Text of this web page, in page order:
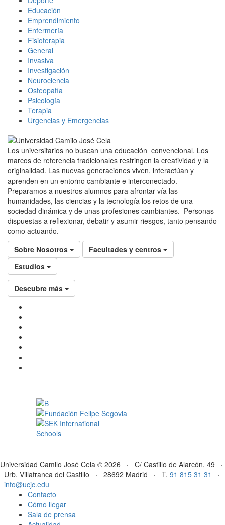
Educación
Emprendimiento
Enfermería
Fisioterapia
General
Invasiva
Investigación
Neurociencia
Osteopatía
Psicología
Terapia
Urgencias y Emergencias
Los universitarios no buscan una educación convencional. Los
marcos de referencia tradicionales restringen la creatividad y la
originalidad. Las nuevas generaciones viven, interactúan y
aprenden en un entorno cambiante e interconectado.
Preparamos a nuestros alumnos para afrontar vía las
humanidades, las ciencias y la tecnología los retos de una
sociedad dinámica y de unas profesiones cambiantes. Personas
dispuestas a reflexionar, debatir y asumir riesgos, tanto pensando
como actuando.
Sobre Nosotros
Facultades y centros
Estudios
Descubre más
Universidad Camilo José Cela © 2026 · C/ Castillo de Alarcón, 49 ·
Urb. Villafranca del Castillo · 28692 Madrid · T. 91 815 31 31
·
info@ucjc.edu
Contacto
Cómo llegar
Sala de prensa